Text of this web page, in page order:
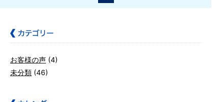
お客様の声 (4)
未分類 (46)